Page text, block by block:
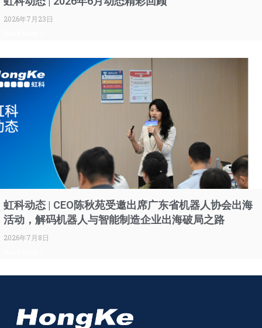
2026年7月23日
虹科动态 | CEO陈秋苑受邀出席广东省机器人协会出海
活动，解码机器人与智能制造企业出海破局之路
2026年7月8日